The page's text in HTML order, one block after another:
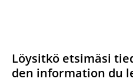
Löysitkö etsimäsi
den information du